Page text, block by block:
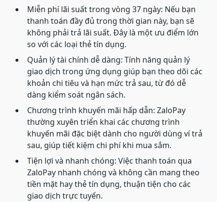
Miễn phí lãi suất trong vòng 37 ngày: Nếu bạn
thanh toán đầy đủ trong thời gian này, bạn sẽ
không phải trả lãi suất. Đây là một ưu điểm lớn
so với các loại thẻ tín dụng.
Quản lý tài chính dễ dàng: Tính năng quản lý
giao dịch trong ứng dụng giúp bạn theo dõi các
khoản chi tiêu và hạn mức trả sau, từ đó dễ
dàng kiểm soát ngân sách.
Chương trình khuyến mãi hấp dẫn: ZaloPay
thường xuyên triển khai các chương trình
khuyến mãi đặc biệt dành cho người dùng ví trả
sau, giúp tiết kiệm chi phí khi mua sắm.
Tiện lợi và nhanh chóng: Việc thanh toán qua
ZaloPay nhanh chóng và không cần mang theo
tiền mặt hay thẻ tín dụng, thuận tiện cho các
giao dịch trực tuyến.